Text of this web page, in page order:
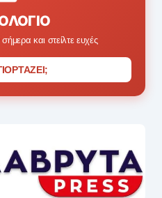
σήμερα και στείλτε ευχές